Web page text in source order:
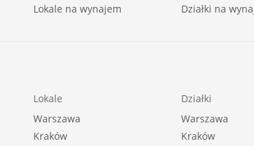
Lokale na wynajem
Działki na
Lokale
Warszawa
Kraków
Działki
Warszawa
Kraków